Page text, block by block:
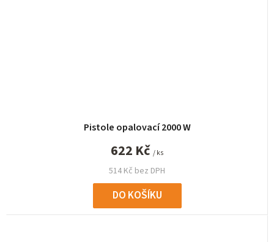
Pistole opalovací 2000 W
514 Kč bez DPH
622 Kč / ks
DO KOŠÍKU